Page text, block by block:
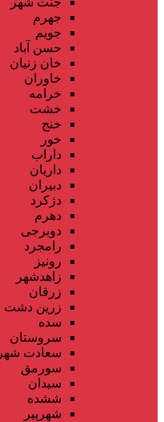
جهرم
جویم
حسن آباد
خان زنیان
خاوران
خرامه
خشت
خنج
خور
داراب
داریان
دبیران
دژکرد
دهرم
دوبرجی
رامجرد
رونیز
زاهدشهر
زرقان
زرین دشت
سده
سروستان
سعادت شهر
سورمق
سیدان
ششده
شهرپیر